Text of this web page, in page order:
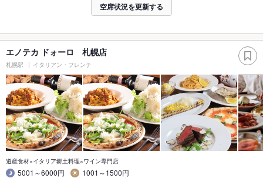
空席状況を更新する
エノテカ ドォーロ 札幌店
札幌駅 イタリアン・フレンチ
道産食材×イタリア郷土料理×ワイン専門店
5001～6000円
1001～1500円